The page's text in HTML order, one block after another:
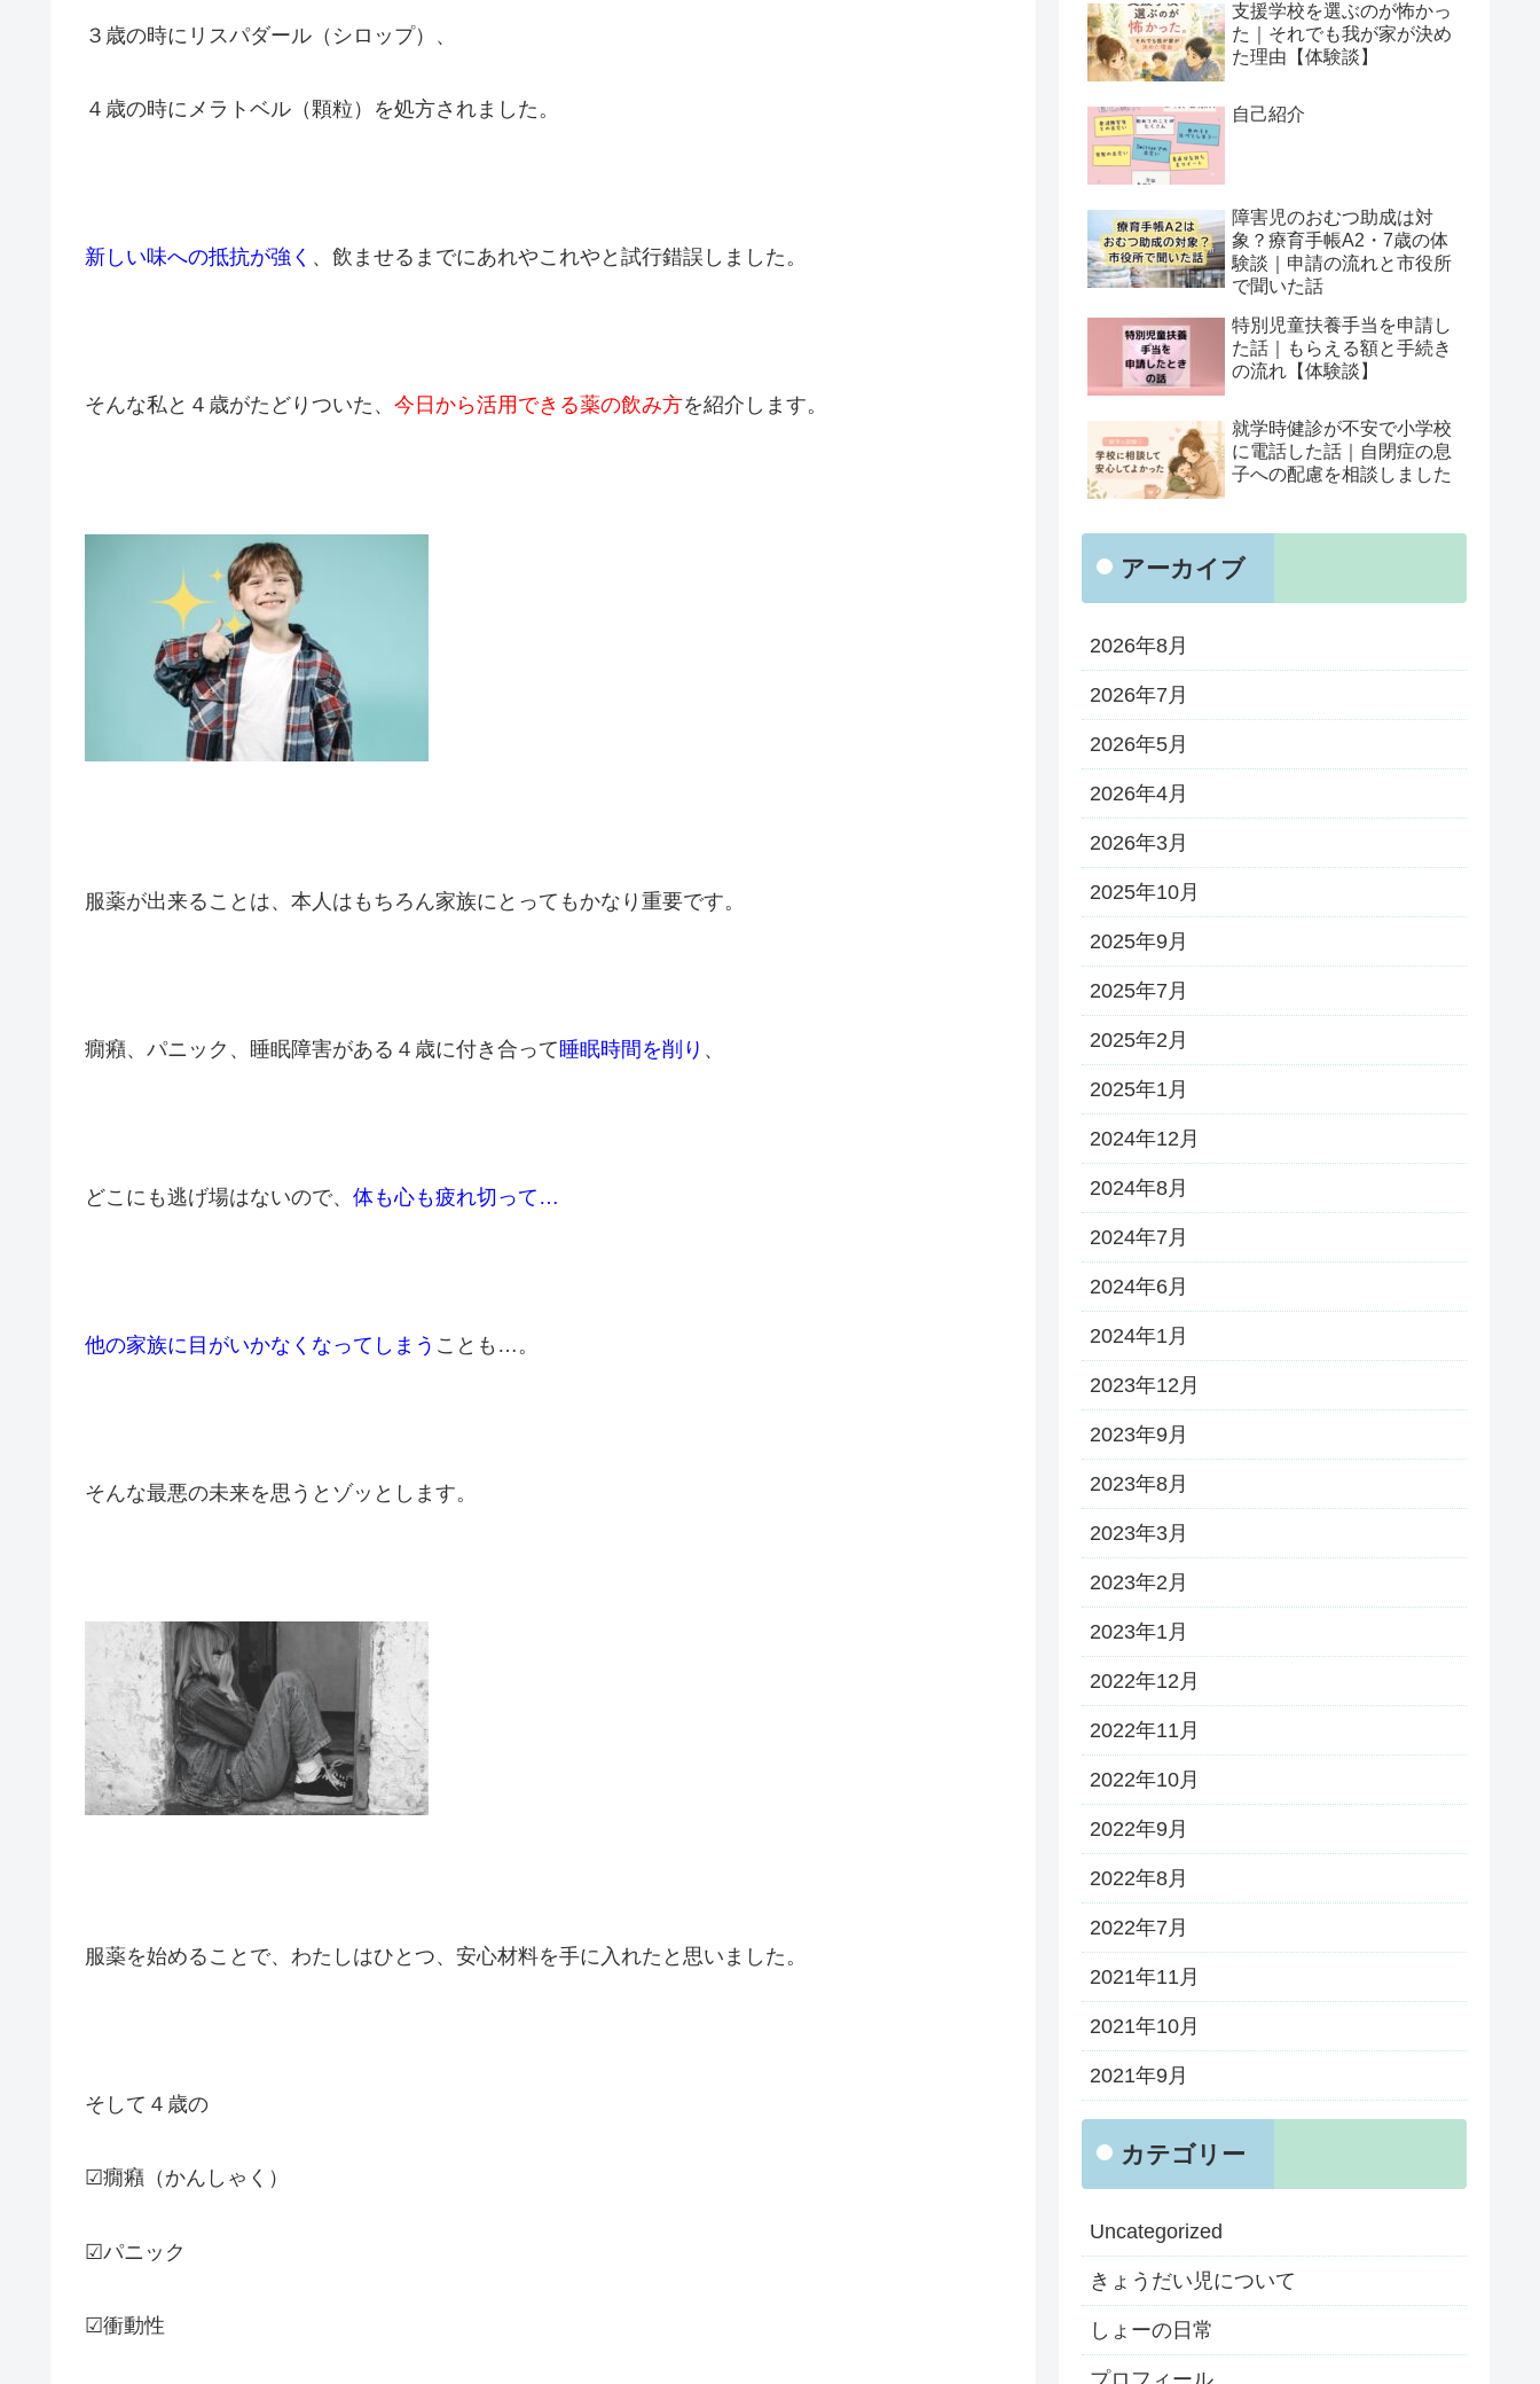
３歳の時にリスパダール（シロップ）、
４歳の時にメラトベル（顆粒）を処方されました。
新しい味への抵抗が強く 、飲ませるまでにあれやこれやと試行錯誤しました。
そんな私と４歳がたどりついた、 今日から活用できる薬の飲み方を紹介します。
服薬が出来ることは、本人はもちろん家族にとってもかなり重要です。
癇癪、パニック、睡眠障害がある４歳に付き合って 睡眠時間を削り 、
どこにも逃げ場はないので、 体も心も疲れ切って…
他の家族に目がいかなくなってしまう ことも…。
そんな最悪の未来を思うとゾッとします。
服薬を始めることで、わたしはひとつ、安心材料を手に入れたと思いました。
そして４歳の
☑癇癪（かんしゃく）
☑パニック
☑衝動性
支援学校を選ぶのが怖かっ
た｜それでも我が家が決め
た理由【体験談】
自己紹介
障害児のおむつ助成は対
象？療育手帳A2・7歳の体
験談｜申請の流れと市役所
で聞いた話
特別児童扶養手当を申請し
た話｜もらえる額と手続き
の流れ【体験談】
就学時健診が不安で小学校
に電話した話｜自閉症の息
子への配慮を相談しました
アーカイブ
2026年8月
2026年7月
2026年5月
2026年4月
2026年3月
2025年10月
2025年9月
2025年7月
2025年2月
2025年1月
2024年12月
2024年8月
2024年7月
2024年6月
2024年1月
2023年12月
2023年9月
2023年8月
2023年3月
2023年2月
2023年1月
2022年12月
2022年11月
2022年10月
2022年9月
2022年8月
2022年7月
2021年11月
2021年10月
2021年9月
カテゴリー
Uncategorized
きょうだい児について
しょーの日常